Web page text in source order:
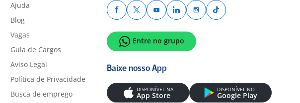
Ajuda
Blog
Vagas
Guia de Cargos
Aviso Legal
Política de Privacidade
Busca de emprego
Entre no grupo
Baixe nosso App
DISPONÍVEL NA
App Store
DISPONÍVEL NO
Google Play